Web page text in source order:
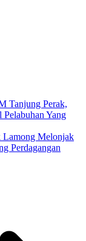
Tanjung Perak,
Yang
Lamong Melonjak
Perdagangan